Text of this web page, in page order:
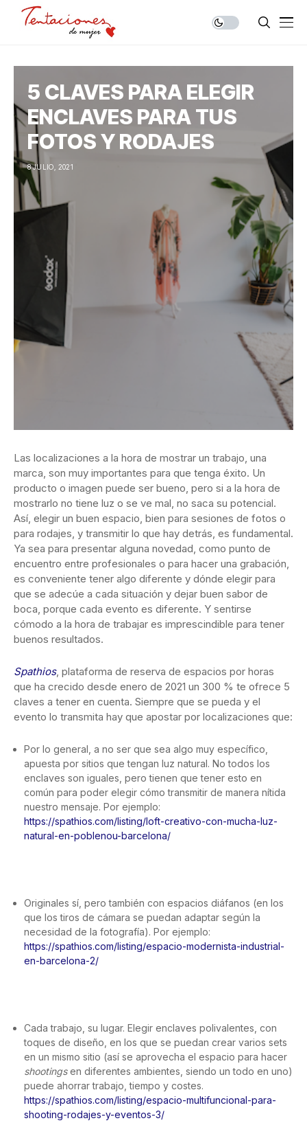
5 CLAVES PARA ELEGIR
ENCLAVES PARA TUS
FOTOS Y RODAJES
8 JULIO, 2021
Las localizaciones a la hora de mostrar un trabajo, una
marca, son muy importantes para que tenga éxito. Un
producto o imagen puede ser bueno, pero si a la hora de
mostrarlo no tiene luz o se ve mal, no saca su potencial.
Así, elegir un buen espacio, bien para sesiones de fotos o
para rodajes, y transmitir lo que hay detrás, es fundamental.
Ya sea para presentar alguna novedad, como punto de
encuentro entre profesionales o para hacer una grabación,
es conveniente tener algo diferente y dónde elegir para
que se adecúe a cada situación y dejar buen sabor de
boca, porque cada evento es diferente. Y sentirse
cómodo a la hora de trabajar es imprescindible para tener
buenos resultados.
Spathios, plataforma de reserva de espacios por horas
que ha crecido desde enero de 2021 un 300 % te ofrece 5
claves a tener en cuenta. Siempre que se pueda y el
evento lo transmita hay que apostar por localizaciones que:
Por lo general, a no ser que sea algo muy específico,
apuesta por sitios que tengan luz natural. No todos los
enclaves son iguales, pero tienen que tener esto en
común para poder elegir cómo transmitir de manera nítida
nuestro mensaje. Por ejemplo:
https://spathios.com/listing/loft-creativo-con-mucha-luz-
natural-en-poblenou-barcelona/
Originales sí, pero también con espacios diáfanos (en los
que los tiros de cámara se puedan adaptar según la
necesidad de la fotografía). Por ejemplo:
https://spathios.com/listing/espacio-modernista-industrial-
en-barcelona-2/
Cada trabajo, su lugar. Elegir enclaves polivalentes, con
toques de diseño, en los que se puedan crear varios sets
en un mismo sitio (así se aprovecha el espacio para hacer
shootingsen diferentes ambientes, siendo un todo en uno)
puede ahorrar trabajo, tiempo y costes.
https://spathios.com/listing/espacio-multifuncional-para-
shooting-rodajes-y-eventos-3/